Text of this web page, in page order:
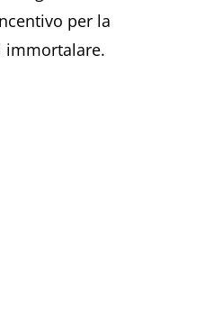
per la
immortalare.